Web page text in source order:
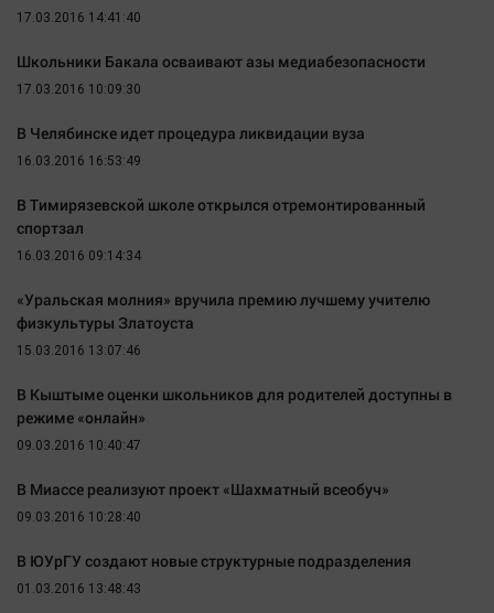
17.03.2016 14:41:40
Школьники Бакала осваивают азы медиабезопасности
17.03.2016 10:09:30
В Челябинске идет процедура ликвидации вуза
16.03.2016 16:53:49
В Тимирязевской школе открылся отремонтированный
спортзал
16.03.2016 09:14:34
«Уральская молния» вручила премию лучшему учителю
физкультуры Златоуста
15.03.2016 13:07:46
В Кыштыме оценки школьников для родителей доступны в
режиме «онлайн»
09.03.2016 10:40:47
В Миассе реализуют проект «Шахматный всеобуч»
09.03.2016 10:28:40
В ЮУрГУ создают новые структурные подразделения
01.03.2016 13:48:43